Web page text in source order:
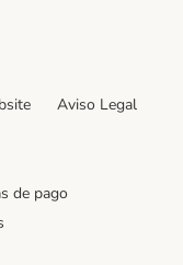
Aviso Legal
de pago